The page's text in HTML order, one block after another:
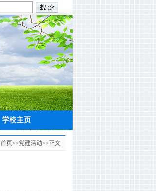
学校主页
首页>>党建活动>>正文